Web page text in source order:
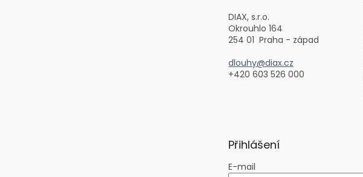
DIAX, s.r.o.
Okrouhlo 164
254 01 Praha - západ
dlouhy@diax.cz
+420 603 526 000
Přihlášení
E-mail